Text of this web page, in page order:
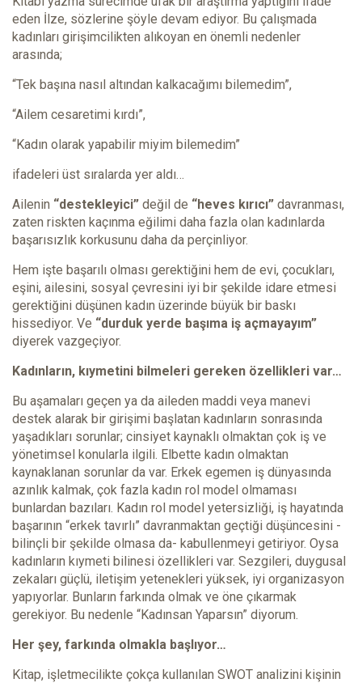
eden İlze, sözlerine şöyle devam ediyor. Bu çalışmada
kadınları girişimcilikten alıkoyan en önemli nedenler
arasında;
“Tek başına nasıl altından kalkacağımı bilemedim”,
“Ailem cesaretimi kırdı”,
“Kadın olarak yapabilir miyim bilemedim”
ifadeleri üst sıralarda yer aldı…
Ailenin “destekleyici” değil de “heves kırıcı” davranması,
zaten riskten kaçınma eğilimi daha fazla olan kadınlarda
başarısızlık korkusunu daha da perçinliyor.
Hem işte başarılı olması gerektiğini hem de evi, çocukları,
eşini, ailesini, sosyal çevresini iyi bir şekilde idare etmesi
gerektiğini düşünen kadın üzerinde büyük bir baskı
hissediyor. Ve “durduk yerde başıma iş açmayayım”
diyerek vazgeçiyor.
Kadınların, kıymetini bilmeleri gereken özellikleri var…
Bu aşamaları geçen ya da aileden maddi veya manevi
destek alarak bir girişimi başlatan kadınların sonrasında
yaşadıkları sorunlar; cinsiyet kaynaklı olmaktan çok iş ve
yönetimsel konularla ilgili. Elbette kadın olmaktan
kaynaklanan sorunlar da var. Erkek egemen iş dünyasında
azınlık kalmak, çok fazla kadın rol model olmaması
bunlardan bazıları. Kadın rol model yetersizliği, iş hayatında
başarının “erkek tavırlı” davranmaktan geçtiği düşüncesini -
bilinçli bir şekilde olmasa da- kabullenmeyi getiriyor. Oysa
kadınların kıymeti bilinesi özellikleri var. Sezgileri, duygusal
zekaları güçlü, iletişim yetenekleri yüksek, iyi organizasyon
yapıyorlar. Bunların farkında olmak ve öne çıkarmak
gerekiyor. Bu nedenle “Kadınsan Yaparsın” diyorum.
Her şey, farkında olmakla başlıyor…
Kitap, işletmecilikte çokça kullanılan SWOT analizini kişinin